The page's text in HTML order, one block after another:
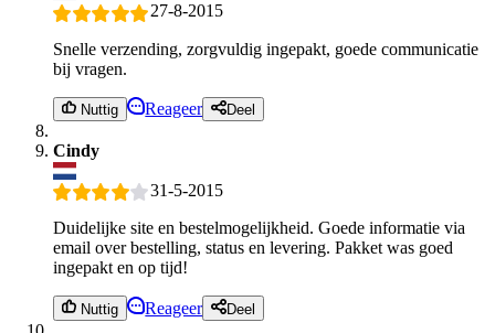
27-8-2015
Snelle verzending, zorgvuldig ingepakt, goede communicatie
bij vragen.
Nuttig Reageer Deel
Cindy
31-5-2015
Duidelijke site en bestelmogelijkheid. Goede informatie via
email over bestelling, status en levering. Pakket was goed
ingepakt en op tijd!
Nuttig Reageer Deel